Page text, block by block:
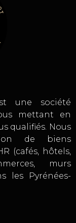
une société
mettant en
qualifiés. Nous
de biens
(cafés, hôtels,
murs
les Pyrénées-